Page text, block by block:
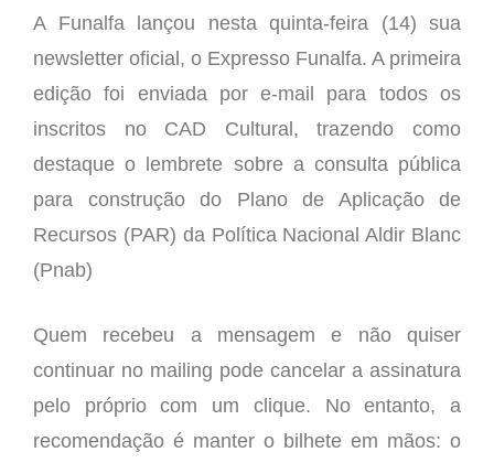
A Funalfa lançou nesta quinta-feira (14) sua
newsletter oficial, o Expresso Funalfa. A primeira
edição foi enviada por e-mail para todos os
inscritos no CAD Cultural, trazendo como
destaque o lembrete sobre a consulta pública
para construção do Plano de Aplicação de
Recursos (PAR) da Política Nacional Aldir Blanc
(Pnab)
Quem recebeu a mensagem e não quiser
continuar no mailing pode cancelar a assinatura
pelo próprio com um clique. No entanto, a
recomendação é manter o bilhete em mãos: o